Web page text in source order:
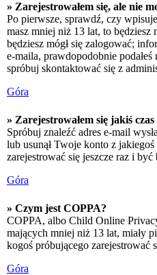
» Zarejestrowałem się, ale nie
Po pierwsze, sprawdź, czy
masz mniej niż 13 lat, to będziesz
będziesz mógł się zalogować;
e-maila, prawdopodobnie
spróbuj skontaktować się z
Góra
» Zarejestrowałem się jakiś
Spróbuj znaleźć adres e-mail
lub usunął Twoje konto z
zarejestrować się jeszcze raz i
Góra
» Czym jest COPPA?
COPPA, albo Child Online
mających mniej niż 13 lat, miały
kogoś próbującego
Góra